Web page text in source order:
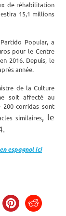
de réhabilitation
15,1 millions
Popular, a
pour le Centre
2016. Depuis, le
année.
de la Culture
soit affecté au
200 corridas sont
similaires, le
espagnol ici